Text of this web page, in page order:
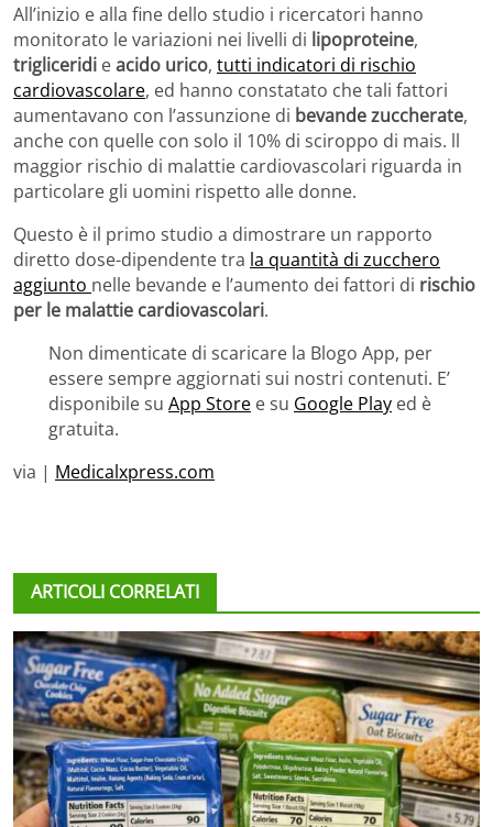
All’inizio e alla fine dello studio i ricercatori hanno
monitorato le variazioni nei livelli di lipoproteine,
trigliceridi eacido urico, tutti indicatori di rischio
cardiovascolare, ed hanno constatato che tali fattori
aumentavano con l’assunzione di bevande zuccherate,
anche con quelle con solo il 10% di sciroppo di mais. ll
maggior rischio di malattie cardiovascolari riguarda in
particolare gli uomini rispetto alle donne.
Questo è il primo studio a dimostrare un rapporto
diretto dose-dipendente tra la quantità di zucchero
aggiunto nelle bevande e l’aumento dei fattori di rischio
per le malattie cardiovascolari.
Non dimenticate di scaricare la Blogo App, per
essere sempre aggiornati sui nostri contenuti. E’
disponibile su App Store e su Google Play ed è
gratuita.
via | Medicalxpress.com
ARTICOLI CORRELATI